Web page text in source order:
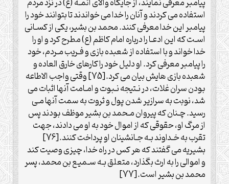
استفاده می کردند و آنان را خدا می خواندند تا بتوانند خود را
پیامبر این خدا معرفی کنند. محمد بن بشیر، یکی از کسـانی
اسـت که این ادعـا را درباره امام کاظم (ع) مطرح کرد و او را
خدا خواند و با استفاده از شعبده بازی و فـریب مـردم، خود
را پیامبر معرفی کرد. او دلیل خود را کارهای خارق العاده و
شعبده بازی هایش بیان می کرد.[75] وقتی واجب الاطاعه
بودن سران غلات، در نـتیجه نـبوت و امـامت آنها اثبات می
شد، نوبت به سرازیر شدن پول و ثروت به سمت آنها مـی
رسید. چـنان که پیروان مـحمد بن بشیر موظف بودند پس
از مرگ او، حقوقی که از اموال خود به او می دادند، جهت
تقرب به خـداوند بـه جـانشینان او پرداخت کنند.[76]
بشیریه می گفتند که هر کس در راه خدا، چیزی وصیت کند
و اموالی را به ارث بگذارد، متعلق بـه سـمیع بن محمد، پسر
محمد بن بشیر است.[77]